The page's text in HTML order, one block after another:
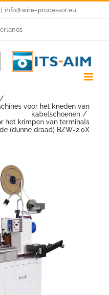
info@wire-processor.eu
voor het kneden van
kabelschoenen
het krimpen van terminals
(dunne draad) BZW-2.0X